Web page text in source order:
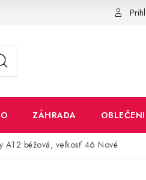
Ochrana
ZÁHRADA
AT2 béžová, veľkosť 46 Nové